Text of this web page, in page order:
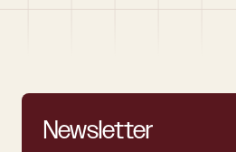
Newsletter